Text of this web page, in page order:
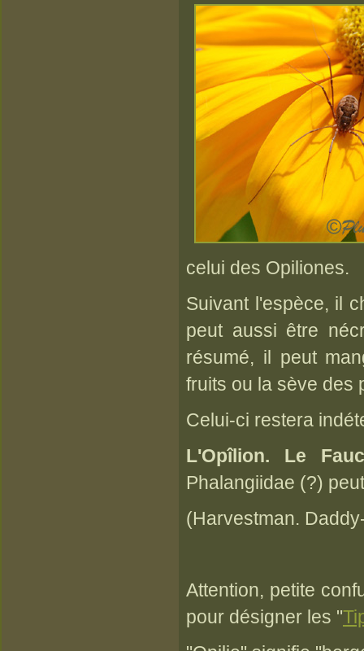
celui des Opiliones.
Suivant l'espèce, il
peut aussi être
résumé, il peut
fruits ou la sève des
Celui-ci restera
L'Opîlion. Le
Phalangiidae (?)
(Harvestman.
Attention, petite
pour désigner les "